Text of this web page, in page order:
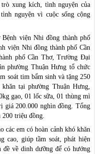
xung kích, tình nguyện của
tình nguyệnvì cuộc sốngcộng
Bệnh viện Nhi đồng thành phố
viện Nhi đồng thành phố Cần
phố Cần Thơ, Trường Đại
phường Thuận Hưng tổ chức
soát tim bẩm sinh và tặng 250
tại phường Thuận Hưng,
gạo, 01 lốc sữa, 01 thùng mì
giá 200.000 nghìn đồng. Tổng
triệu đồng.
các em có hoàn cảnh khó khăn
cao, giúp tầm soát, phát hiện
đề về dinh dưỡng để có hướng